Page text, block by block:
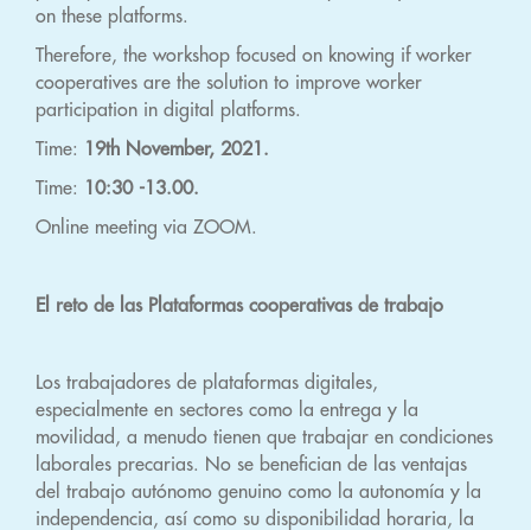
on these platforms.
Therefore, the workshop focused on knowing if worker
cooperatives are the solution to improve worker
participation in digital platforms.
Time: 19th November, 2021.
Time: 10:30 -13.00.
Online meeting via ZOOM.
El reto de las Plataformas cooperativas de trabajo
Los trabajadores de plataformas digitales,
especialmente en sectores como la entrega y la
movilidad, a menudo tienen que trabajar en condiciones
laborales precarias. No se benefician de las ventajas
del trabajo autónomo genuino como la autonomía y la
independencia, así como su disponibilidad horaria, la